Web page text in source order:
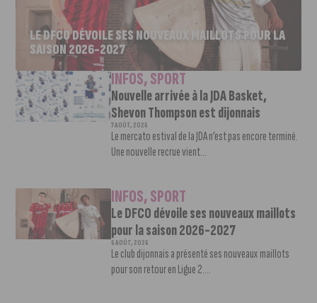
LE DFCO DÉVOILE SES NOUVEAUX MAILLOTS POUR LA
SAISON 2026-2027
INFOS,SPORT
Nouvelle arrivée à la JDA Basket,
Shevon Thompson est dijonnais
7 AOÛT, 2026
Le mercato estival de la JDA n’est pas encore terminé.
Une nouvelle recrue vient...
INFOS,SPORT
Le DFCO dévoile ses nouveaux maillots
pour la saison 2026-2027
6 AOÛT, 2026
Le club dijonnais a présenté ses nouveaux maillots
pour son retour en Ligue 2....